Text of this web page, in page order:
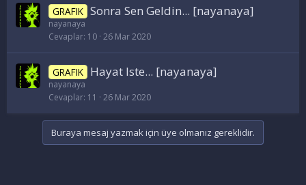
GRAFIK Sonra Sen Geldin... [nayanaya]
nayanaya
Cevaplar 10 26 Mar 2020
GRAFIK Hayat Iste... [nayanaya]
nayanaya
Cevaplar 11 26 Mar 2020
Buraya mesaj yazmak için üye olmanız gereklidir.